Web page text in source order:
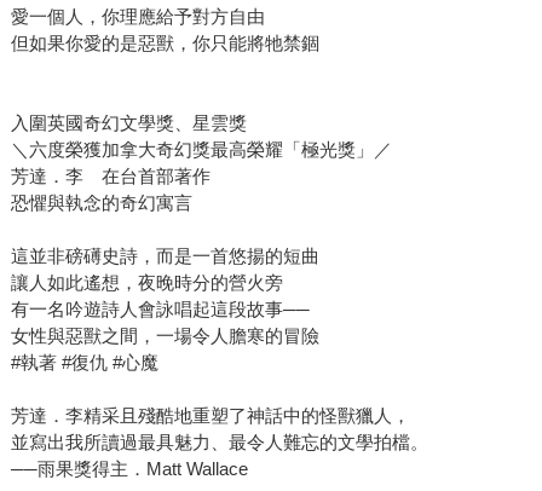
愛一個人，你理應給予對方自由
但如果你愛的是惡獸，你只能將牠禁錮
入圍英國奇幻文學獎、星雲獎
＼六度榮獲加拿大奇幻獎最高榮耀「極光獎」／
芳達．李 在台首部著作
恐懼與執念的奇幻寓言
這並非磅礡史詩，而是一首悠揚的短曲
讓人如此遙想，夜晚時分的營火旁
有一名吟遊詩人會詠唱起這段故事──
女性與惡獸之間，一場令人膽寒的冒險
#執著 #復仇 #心魔
芳達．李精采且殘酷地重塑了神話中的怪獸獵人，
並寫出我所讀過最具魅力、最令人難忘的文學拍檔。
──雨果獎得主．Matt Wallace